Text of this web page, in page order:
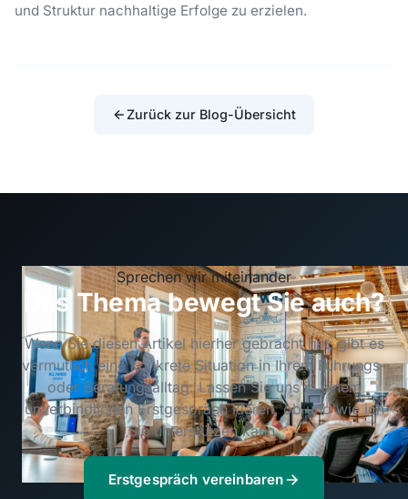
und Struktur nachhaltige Erfolge zu erzielen.
Zurück zur Blog-Übersicht
Sprechen wir miteinander
Das Thema bewegt Sie auch?
Wenn Sie diesen Artikel hierher gebracht hat, gibt es
vermutlich eine konkrete Situation in Ihrem Führungs-
oder Beratungsalltag. Lassen Sie uns in einem
unverbindlichen Erstgespräch klären, ob und wie ich
Sie unterstützen kann.
Erstgespräch vereinbaren